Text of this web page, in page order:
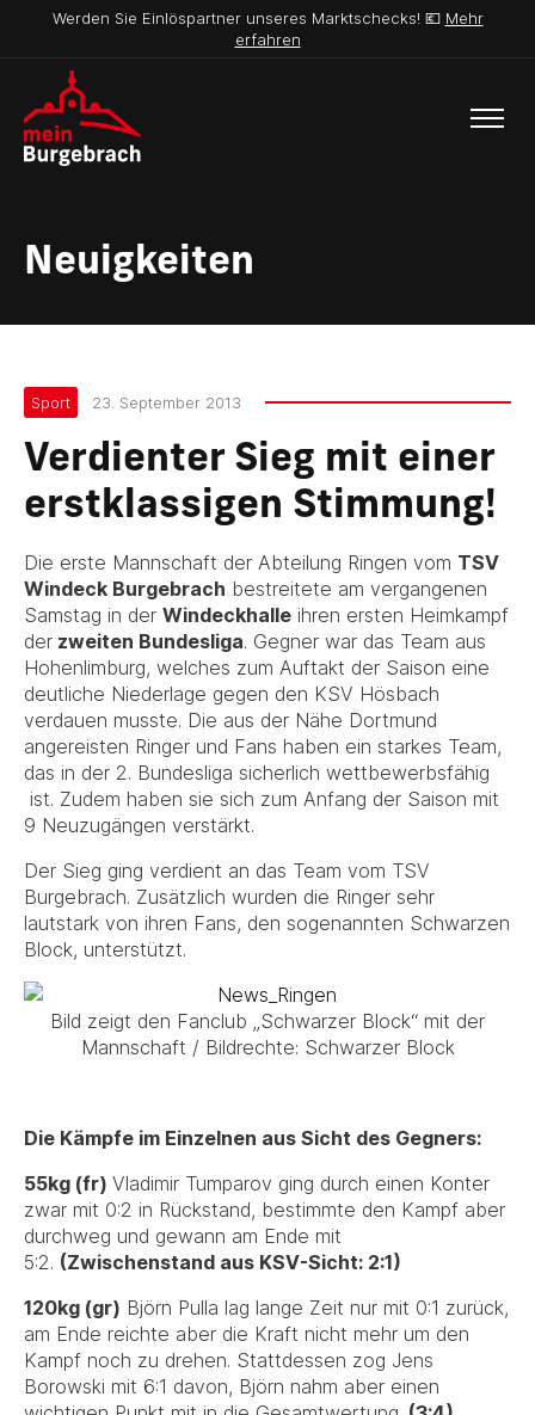
Werden Sie Einlöspartner unseres Marktschecks! 💶 Mehr
erfahren
Neuigkeiten
Sport 23. September 2013
Verdienter Sieg mit einer
erstklassigen Stimmung!
Die erste Mannschaft der Abteilung Ringen vom TSV
Windeck Burgebrach bestreitete am vergangenen
Samstag in der Windeckhalle ihren ersten Heimkampf
der zweiten Bundesliga. Gegner war das Team aus
Hohenlimburg, welches zum Auftakt der Saison eine
deutliche Niederlage gegen den KSV Hösbach
verdauen musste. Die aus der Nähe Dortmund
angereisten Ringer und Fans haben ein starkes Team,
das in der 2. Bundesliga sicherlich wettbewerbsfähig
ist. Zudem haben sie sich zum Anfang der Saison mit
9 Neuzugängen verstärkt.
Der Sieg ging verdient an das Team vom TSV
Burgebrach. Zusätzlich wurden die Ringer sehr
lautstark von ihren Fans, den sogenannten Schwarzen
Block, unterstützt.
Bild zeigt den Fanclub „Schwarzer Block“ mit der
Mannschaft / Bildrechte: Schwarzer Block
Die Kämpfe im Einzelnen aus Sicht des Gegners:
55kg (fr) Vladimir Tumparov ging durch einen Konter
zwar mit 0:2 in Rückstand, bestimmte den Kampf aber
durchweg und gewann am Ende mit
5:2. (Zwischenstand aus KSV-Sicht: 2:1)
120kg (gr) Björn Pulla lag lange Zeit nur mit 0:1 zurück,
am Ende reichte aber die Kraft nicht mehr um den
Kampf noch zu drehen. Stattdessen zog Jens
Borowski mit 6:1 davon, Björn nahm aber einen